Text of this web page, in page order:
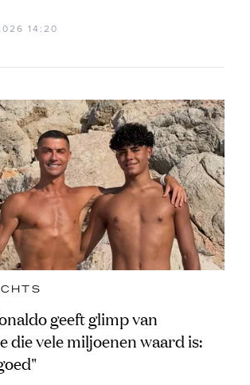
14:20
geeft glimp van
die vele miljoenen waard is: